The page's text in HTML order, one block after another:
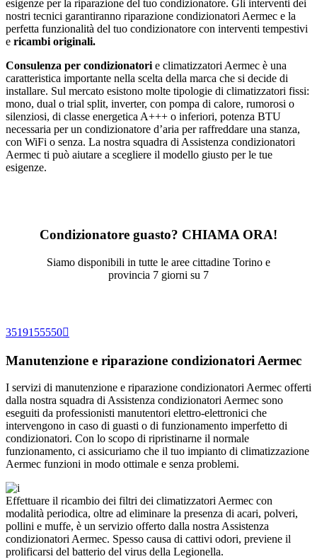
esigenze per la riparazione del tuo condizionatore. Gli interventi dei
nostri tecnici garantiranno riparazione condizionatori Aermec e la
perfetta funzionalità del tuo condizionatore con interventi tempestivi
e ricambi originali.
Consulenza per condizionatorie climatizzatori Aermec è una
caratteristica importante nella scelta della marca che si decide di
installare. Sul mercato esistono molte tipologie di climatizzatori fissi:
mono, dual o trial split, inverter, con pompa di calore, rumorosi o
silenziosi, di classe energetica A+++ o inferiori, potenza BTU
necessaria per un condizionatore d’aria per raffreddare una stanza,
con WiFi o senza. La nostra squadra di Assistenza condizionatori
Aermec ti può aiutare a scegliere il modello giusto per le tue
esigenze.
Condizionatore guasto? CHIAMA ORA!
Siamo disponibili in tutte le aree cittadine Torino e
provincia 7 giorni su 7
3519155550
Manutenzione e riparazione condizionatori Aermec
I servizi di manutenzione e riparazione condizionatori Aermec offerti
dalla nostra squadra di Assistenza condizionatori Aermec sono
eseguiti da professionisti manutentori elettro-elettronici che
intervengono in caso di guasti o di funzionamento imperfetto di
condizionatori. Con lo scopo di ripristinarne il normale
funzionamento, ci assicuriamo che il tuo impianto di climatizzazione
Aermec funzioni in modo ottimale e senza problemi.
Effettuare il ricambio dei filtri dei climatizzatori Aermec con
modalità periodica, oltre ad eliminare la presenza di acari, polveri,
pollini e muffe, è un servizio offerto dalla nostra Assistenza
condizionatori Aermec. Spesso causa di cattivi odori, previene il
prolificarsi del batterio del virus della Legionella.